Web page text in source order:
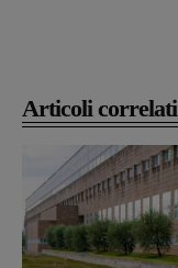
Articoli correlati